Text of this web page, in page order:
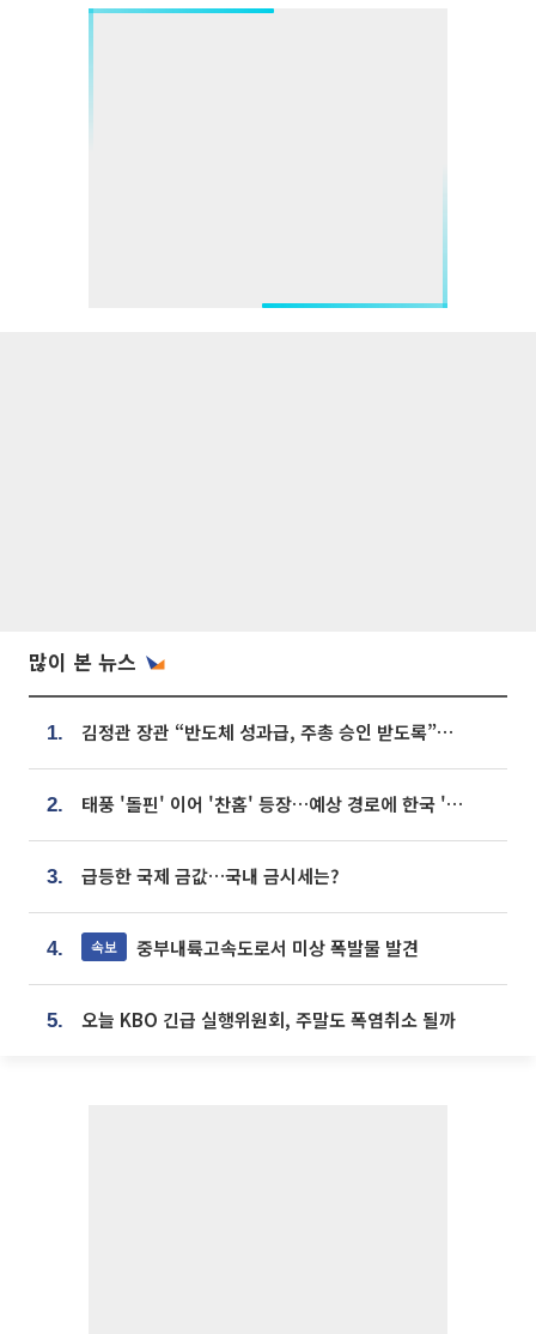
많이 본 뉴스
1. 김정관 장관 “반도체 성과급, 주총 승인 받도록”…상법·자본시장법 개정 시사
2. 태풍 '돌핀' 이어 '찬홈' 등장…예상 경로에 한국 '한숨'
3. 급등한 국제 금값…국내 금시세는?
4. 속보 중부내륙고속도로서 미상 폭발물 발견
5. 오늘 KBO 긴급 실행위원회, 주말도 폭염취소 될까